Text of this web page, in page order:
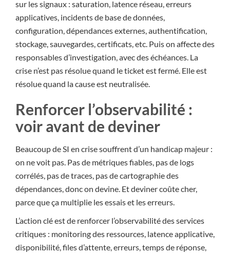
sur les signaux : saturation, latence réseau, erreurs
applicatives, incidents de base de données,
configuration, dépendances externes, authentification,
stockage, sauvegardes, certificats, etc. Puis on affecte des
responsables d’investigation, avec des échéances. La
crise n’est pas résolue quand le ticket est fermé. Elle est
résolue quand la cause est neutralisée.
Renforcer l’observabilité :
voir avant de deviner
Beaucoup de SI en crise souffrent d’un handicap majeur :
on ne voit pas. Pas de métriques fiables, pas de logs
corrélés, pas de traces, pas de cartographie des
dépendances, donc on devine. Et deviner coûte cher,
parce que ça multiplie les essais et les erreurs.
L’action clé est de renforcer l’observabilité des services
critiques : monitoring des ressources, latence applicative,
disponibilité, files d’attente, erreurs, temps de réponse,